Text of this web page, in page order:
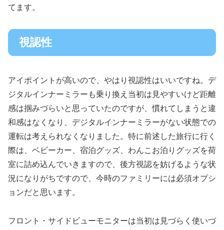
てます。
視認性
アイポイントが高いので、やはり視認性はいいですね。デ
ジタルインナーミラーも乗り換え当初は見やすいけど距離
感は掴みづらいと思っていたのですが、慣れてしまうと違
和感はなくなり、デジタルインナーミラーがない状態での
運転は考えられなくなりました。特に前述した旅行に行く
際は、ベビーカー、宿泊グッズ、わんこお泊りグッズを荷
室に詰め込んでいきますので、後方視認を妨げるような状
況になりがちですので、今時のファミリーには必須オプシ
ョンだと思います。
フロント・サイドビューモニターは当初は見づらく使いづ